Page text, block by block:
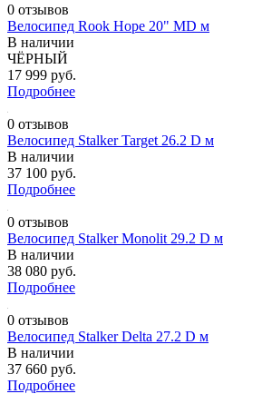
0 отзывов
Велосипед Rook Hope 20" MD м
В наличии
ЧЁРНЫЙ
17 999 руб.
Подробнее
0 отзывов
Велосипед Stalker Target 26.2 D м
В наличии
37 100 руб.
Подробнее
0 отзывов
Велосипед Stalker Monolit 29.2 D м
В наличии
38 080 руб.
Подробнее
0 отзывов
Велосипед Stalker Delta 27.2 D м
В наличии
37 660 руб.
Подробнее